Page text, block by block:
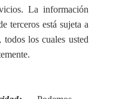
cios. La información
terceros está sujeta a
todos loscuales usted
emente.